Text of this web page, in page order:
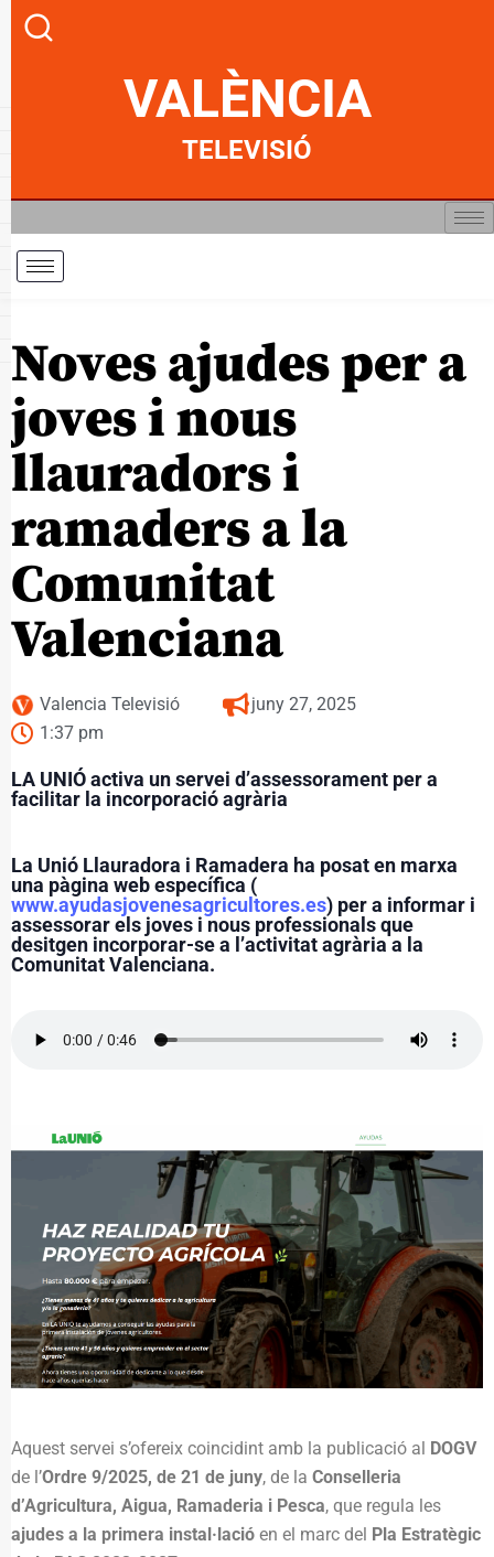
VALÈNCIA
TELEVISIÓ
Noves ajudes per a
joves i nous
llauradors i
ramaders a la
Comunitat
Valenciana
Valencia Televisió
juny 27, 2025
1:37 pm
LA UNIÓ activa un servei d’assessorament per a
facilitar la incorporació agrària
La Unió Llauradora i Ramadera ha posat en marxa
una pàgina web específica (
www.ayudasjovenesagricultores.es) per a informar i
assessorar els joves i nous professionals que
desitgen incorporar-se a l’activitat agrària a la
Comunitat Valenciana.
Aquest servei s’ofereix coincidint amb la publicació al DOGV
de l’Ordre 9/2025, de 21 de juny, de la Conselleria
d’Agricultura, Aigua, Ramaderia i Pesca, que regula les
ajudes a la primera instal·lació en el marc del Pla Estratègic